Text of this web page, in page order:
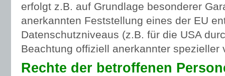
erfolgt z.B. auf Grundlage besonderer
anerkannten Feststellung eines der EU
Datenschutzniveaus (z.B. für die USA
Beachtung offiziell anerkannter spezieller
Rechte der betroffenen